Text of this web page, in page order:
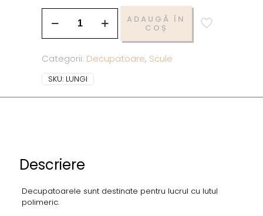
ADAUGĂ ÎN
COȘ
Categorii: Decupatoare, Scule
SKU: LUNGI
Descriere
Decupatoarele sunt destinate pentru lucrul cu lutul
polimeric.